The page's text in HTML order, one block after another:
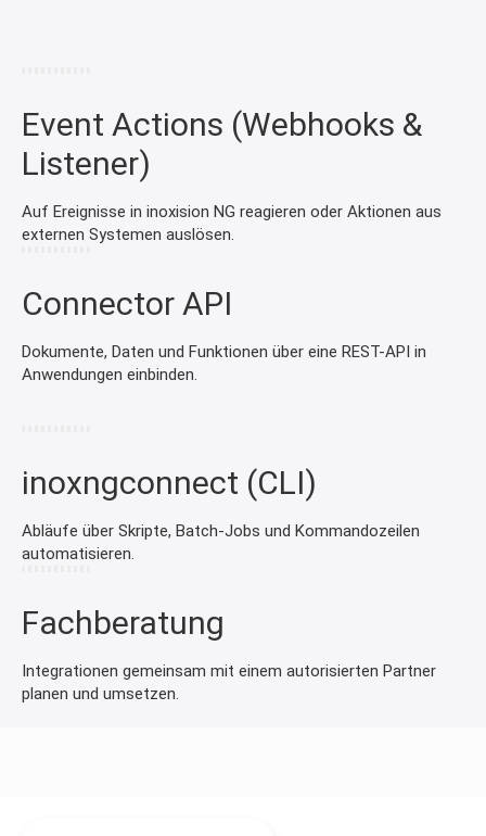
Event Actions (Webhooks &
Listener)
Auf Ereignisse in inoxision NG reagieren oder Aktionen aus
externen Systemen auslösen.
Connector API
Dokumente, Daten und Funktionen über eine REST-API in
Anwendungen einbinden.
inoxngconnect (CLI)
Abläufe über Skripte, Batch-Jobs und Kommandozeilen
automatisieren.
Fachberatung
Integrationen gemeinsam mit einem autorisierten Partner
planen und umsetzen.